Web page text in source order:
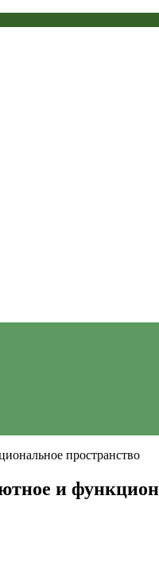
пространство
и